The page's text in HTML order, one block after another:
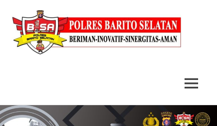
Skip
to
MENU